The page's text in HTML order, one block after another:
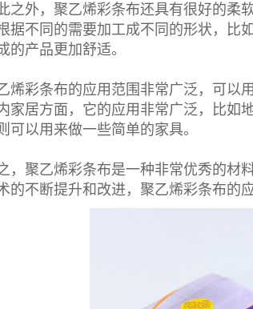
之外， 聚乙烯彩条布还具有很好的柔
据不同的需要加工成不同的形状，比
的产品更加舒适。
烯彩条布的应用范围非常广泛，可以
家居方面，它的应用非常广泛，比如
可以用来做一些简单的家具。
， 聚乙烯彩条布是一种非常优秀的材
的不断提升和改进，聚乙烯彩条布的